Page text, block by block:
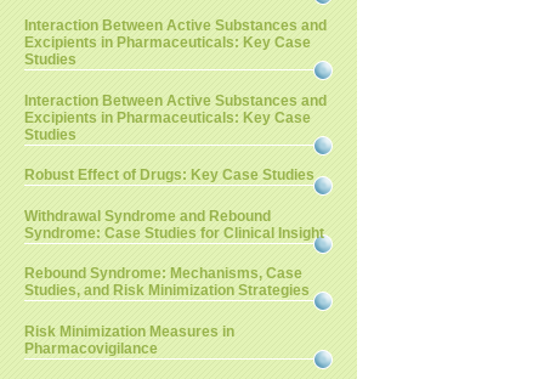
Interaction Between Active Substances and
Excipients in Pharmaceuticals: Key Case
Studies
Interaction Between Active Substances and
Excipients in Pharmaceuticals: Key Case
Studies
Robust Effect of Drugs: Key Case Studies
Withdrawal Syndrome and Rebound
Syndrome: Case Studies for Clinical Insight
Rebound Syndrome: Mechanisms, Case
Studies, and Risk Minimization Strategies
Risk Minimization Measures in
Pharmacovigilance